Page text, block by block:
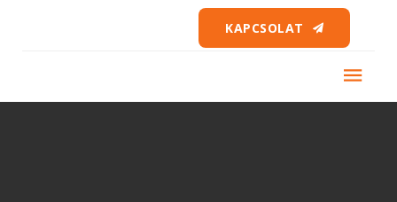
KAPCSOLAT